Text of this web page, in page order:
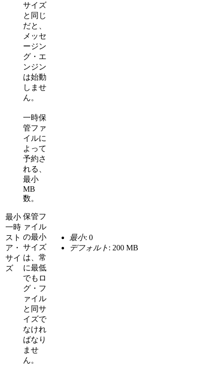
サイズ
と同じ
だと、
メッセ
ージン
グ・エ
ンジン
は始動
しませ
ん。
最小
一時
スト
ア・
サイ
ズ
一時保
管ファ
イルに
よって
予約さ
れる、
最小
MB
数。
保管フ
ァイル
の最小
サイズ
は、常
に最低
でもロ
グ・フ
ァイル
と同サ
イズで
なけれ
ばなり
ませ
ん。
最小: 0
デフォルト : 200 MB